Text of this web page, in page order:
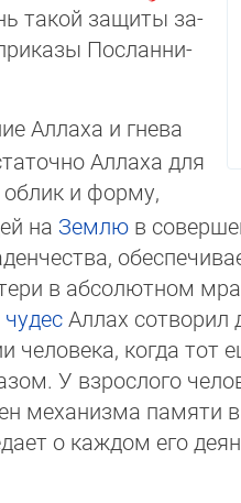
такой защиты за­
Пос­лан­ни­
Аллаха и гнева
Аллаха для
облик и фор­му,
на Землю в
в абсолютном
чудесАллах сотворил
когда тот
У взрослого
механизма памяти
о каждом его